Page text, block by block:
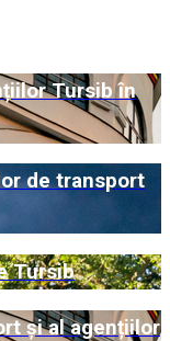
Tursib în
de transport
Tursib
și al agențiilor